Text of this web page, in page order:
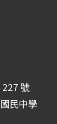
號
民中學